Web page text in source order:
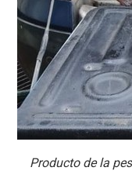
Producto de la